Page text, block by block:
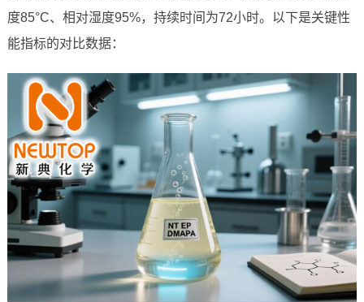
度85°C、相对湿度95%，持续时间为72小时。以下是关键性
能指标的对比数据：